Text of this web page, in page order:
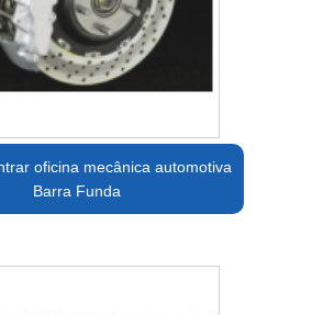
oficina mecânica automotiva
Barra Funda